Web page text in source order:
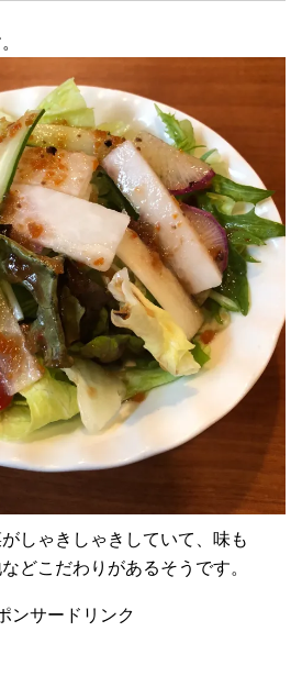
しゃきしゃきしていて、味も
どこだわりがあるそうです。
ンサードリンク